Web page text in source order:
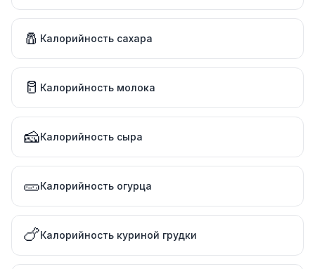
🧂 Калорийность сахара
🥛 Калорийность молока
🧀Калорийность сыра
🥒Калорийность огурца
🍗Калорийность куриной грудки